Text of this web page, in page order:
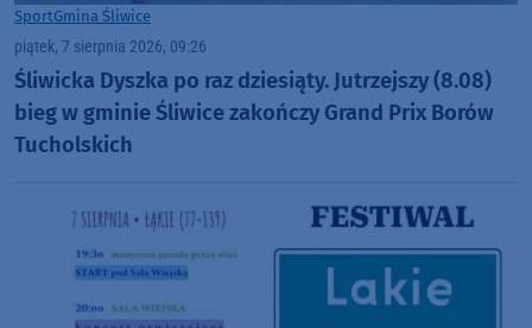
SportGmina Śliwice
piątek, 7 sierpnia 2026, 09:26
Śliwicka Dyszka po raz dziesiąty. Jutrzejszy (8.08)
bieg w gminie Śliwice zakończy Grand Prix Borów
Tucholskich